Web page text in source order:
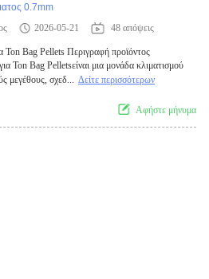
0.7mm
2026-05-21 48 απόψεις
Ton Bag Pellets Περιγραφή προϊόντος
Ton Bag Pelletsείναι μια μονάδα κλιματισμού
μεγέθους, σχεδ... Δείτε περισσότερων
Αφήστε μήνυμα